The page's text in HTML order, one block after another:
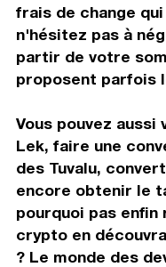
frais de change
n'hésitez pas à
partir de votre
proposent parfois
Vous pouvez aussi
Lek, faire une
des Tuvalu,
encore obtenir le
pourquoi pas
crypto en
? Le monde des